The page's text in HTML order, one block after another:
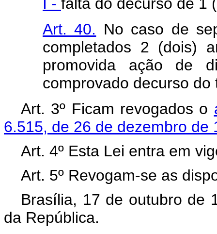
Art. 40. No caso de
completados 2 (dois)
promovida ação de
comprovado decurso
Art. 3º Ficam revogados o
6.515, de 26 de dezembro de
Art. 4º Esta Lei entra em
Art. 5º Revogam-se as
Brasília, 17 de outubro de
da República.